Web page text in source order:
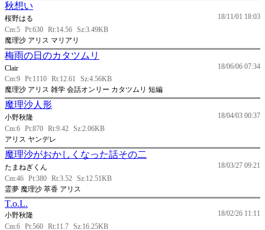
秋想い
18/11/01 18:03
桜野はる
Cm:5 Pt:630 Rt:14.56 Sz:3.49KB
魔理沙 アリス マリアリ
梅雨の日のカタツムリ
18/06/06 07:34
Clair
Cm:9 Pt:1110 Rt:12.61
Sz:4.56KB
魔理沙 アリス 雑学 会話オンリー カタツムリ 短編
魔理沙人形
18/04/03 00:37
小野秋隆
Cm:6 Pt:870 Rt:9.42 Sz:2.06KB
アリス ヤンデレ
魔理沙がおかしくなった話その二
18/03/27 09:21
たまねぎくん
Cm:46 Pt:380 Rt:3.52 Sz:12.51KB
霊夢 魔理沙 萃香 アリス
T.o.L.
18/02/26 11:11
小野秋隆
Cm:6 Pt:560 Rt:11.7 Sz:16.25KB